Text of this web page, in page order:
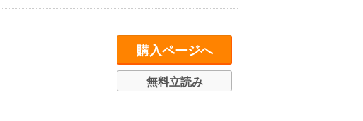
購入ページへ
無料立読み